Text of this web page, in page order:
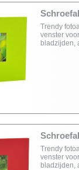
Trendy
venster
bladzijden,
Trendy
venster
bladzijden,